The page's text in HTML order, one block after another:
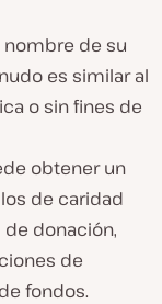
nombre de su
es similar al
o sin fines de
obtener un
de caridad
donación,
de
fondos.